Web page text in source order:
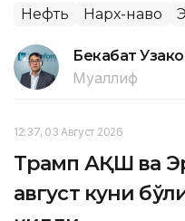
Нефть Нарх-наво
Бекабат
Муаллиф
12:37, 03 Август 2026
Трамп АҚШ ва
август куни